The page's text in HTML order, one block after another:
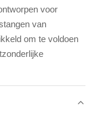
voor
van
om te voldoen